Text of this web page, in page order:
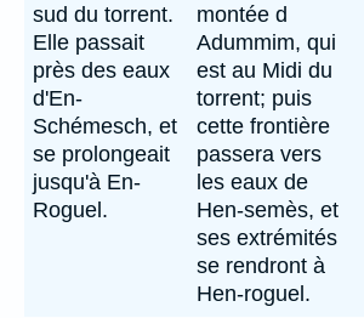
sud du torrent.
Elle passait
près des eaux
d'En-
Schémesch, et
se prolongeait
jusqu'à En-
Roguel.
montée d
Adummim, qui
est au Midi du
torrent; puis
cette frontière
passera vers
les eaux de
Hen-semès, et
ses extrémités
se rendront à
Hen-roguel.